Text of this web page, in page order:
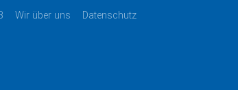
Wir über uns Datenschutz